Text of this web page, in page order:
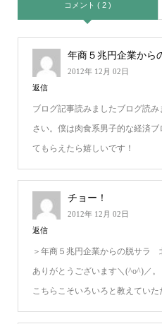
コメント ( 2 )
年商５兆円企業か
2012年 12月 02日
返信
ブログ記事読みましたブログ読
さい。僕は肉食系男子的な経済
てもらえたら嬉しいです！
チョー！
2012年 12月 02日
返信
＞年商５兆円企業からの脱サラ
ありがとうございます＼(^o^)／。
こちらこそいろいろと教えてい